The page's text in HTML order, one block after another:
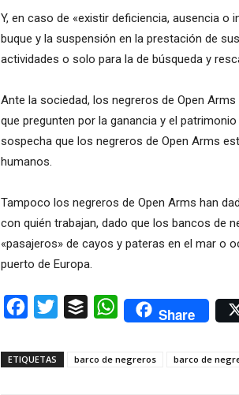
Y, en caso de «existir deficiencia, ausencia o
buque y la suspensión en la prestación de
actividades o solo para la de búsqueda y
Ante la sociedad, los negreros de Open
que pregunten por la ganancia y el
sospecha que los negreros de Open Arms
humanos.
Tampoco los negreros de Open Arms han
con quién trabajan, dado que los bancos de
«pasajeros» de cayos y pateras en el mar o
puerto de Europa.
Facebook
Twitter Buffer WhatsAppShare
ETIQUETAS barco de negreros barco de